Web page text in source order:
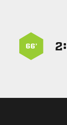
:
66’